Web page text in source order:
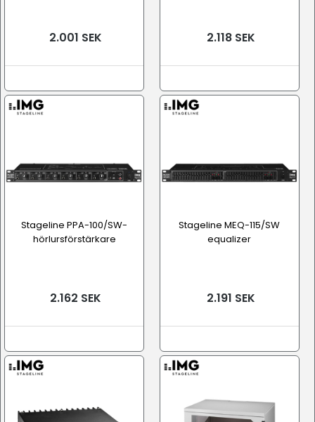
2.001 SEK 2.118 SEK
Stageline PPA-100/SW-
hörlursförstärkare
2.162 SEK
Stageline MEQ-115/SW
equalizer
2.191 SEK